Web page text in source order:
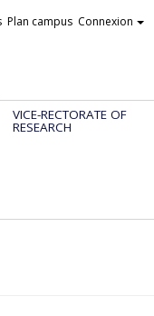
Plan campus Connexion
VICE-RECTORATE OF
RESEARCH